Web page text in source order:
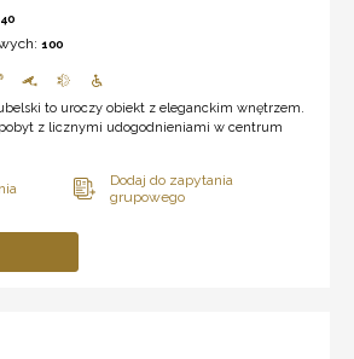
100
to uroczy obiekt z eleganckim wnętrzem.
z licznymi udogodnieniami w centrum